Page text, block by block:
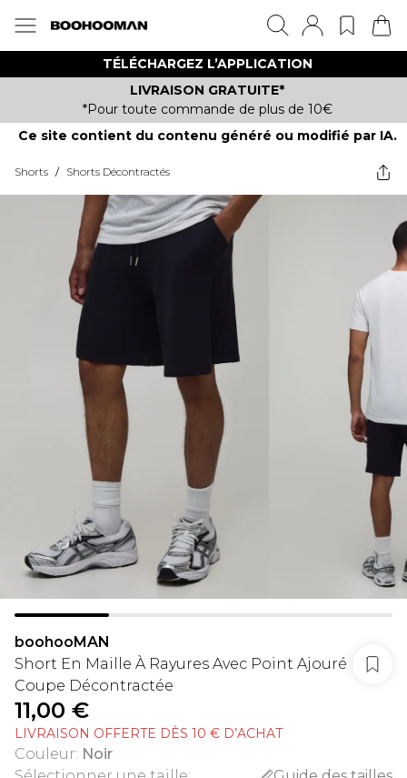
TÉLÉCHARGEZ L’APPLICATION
LIVRAISON GRATUITE*
*Pour toute commande de plus de 10€
Ce site contient du contenu généré ou modifié par IA.
Shorts / Shorts Décontractés
boohooMAN
Short En Maille À Rayures Avec Point Ajouré
Coupe Décontractée
11,00 €
LIVRAISON OFFERTE DÈS 10 € D’ACHAT
Couleur: Noir